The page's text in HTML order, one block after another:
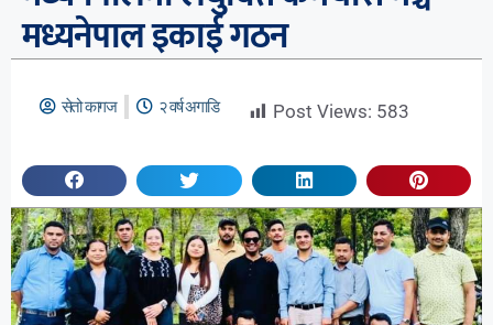
मध्यनेपाल इकाई गठन
सेतो कागज २ वर्ष अगाडि Post Views: 583